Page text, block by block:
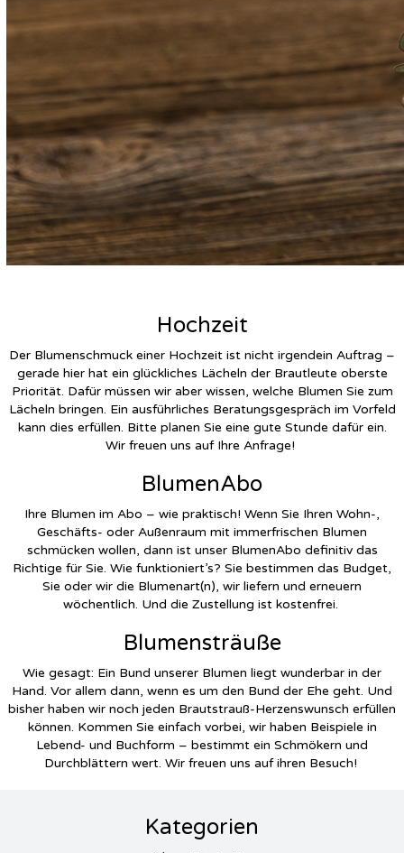
Hochzeit
Der Blumenschmuck einer Hochzeit ist nicht irgendein Auftrag –
gerade hier hat ein glückliches Lächeln der Brautleute oberste
Priorität. Dafür müssen wir aber wissen, welche Blumen Sie zum
Lächeln bringen. Ein ausführliches Beratungsgespräch im Vorfeld
kann dies erfüllen. Bitte planen Sie eine gute Stunde dafür ein.
Wir freuen uns auf Ihre Anfrage!
BlumenAbo
Ihre Blumen im Abo – wie praktisch! Wenn Sie Ihren Wohn-,
Geschäfts- oder Außenraum mit immerfrischen Blumen
schmücken wollen, dann ist unser BlumenAbo definitiv das
Richtige für Sie. Wie funktioniert’s? Sie bestimmen das Budget,
Sie oder wir die Blumenart(n), wir liefern und erneuern
wöchentlich. Und die Zustellung ist kostenfrei.
Blumensträuße
Wie gesagt: Ein Bund unserer Blumen liegt wunderbar in der
Hand. Vor allem dann, wenn es um den Bund der Ehe geht. Und
bisher haben wir noch jeden Brautstrauß-Herzenswunsch erfüllen
können. Kommen Sie einfach vorbei, wir haben Beispiele in
Lebend- und Buchform – bestimmt ein Schmökern und
Durchblättern wert. Wir freuen uns auf ihren Besuch!
Kategorien